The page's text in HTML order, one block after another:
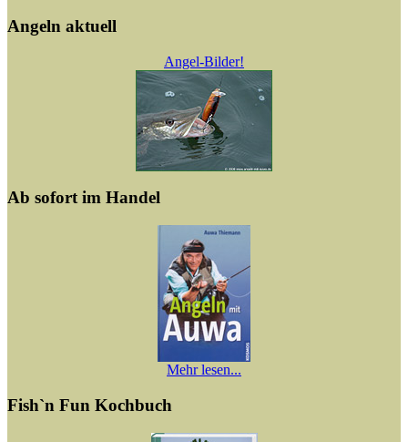
Angeln aktuell
Angel-Bilder!
Ab sofort im Handel
Mehr lesen...
Fish`n Fun Kochbuch